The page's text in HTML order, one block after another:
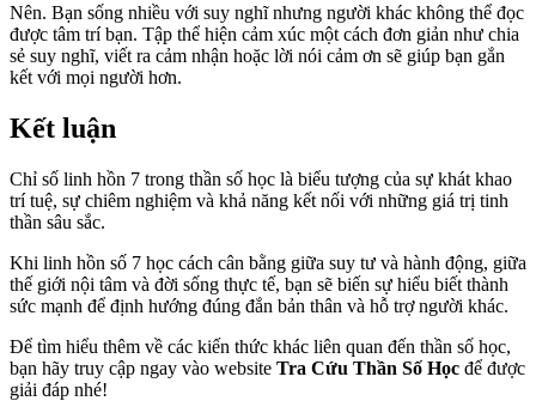
Nên. Bạn sống nhiều với suy nghĩ nhưng người khác không thể đọc
được tâm trí bạn. Tập thể hiện cảm xúc một cách đơn giản như chia
sẻ suy nghĩ, viết ra cảm nhận hoặc lời nói cảm ơn sẽ giúp bạn gắn
kết với mọi người hơn.
Kết luận
Chỉ số linh hồn 7 trong thần số học là biểu tượng của sự khát khao
trí tuệ, sự chiêm nghiệm và khả năng kết nối với những giá trị tinh
thần sâu sắc.
Khi linh hồn số 7 học cách cân bằng giữa suy tư và hành động, giữa
thế giới nội tâm và đời sống thực tế, bạn sẽ biến sự hiểu biết thành
sức mạnh để định hướng đúng đắn bản thân và hỗ trợ người khác.
Để tìm hiểu thêm về các kiến thức khác liên quan đến thần số học,
bạn hãy truy cập ngay vào website Tra Cứu Thần Số Học để được
giải đáp nhé!